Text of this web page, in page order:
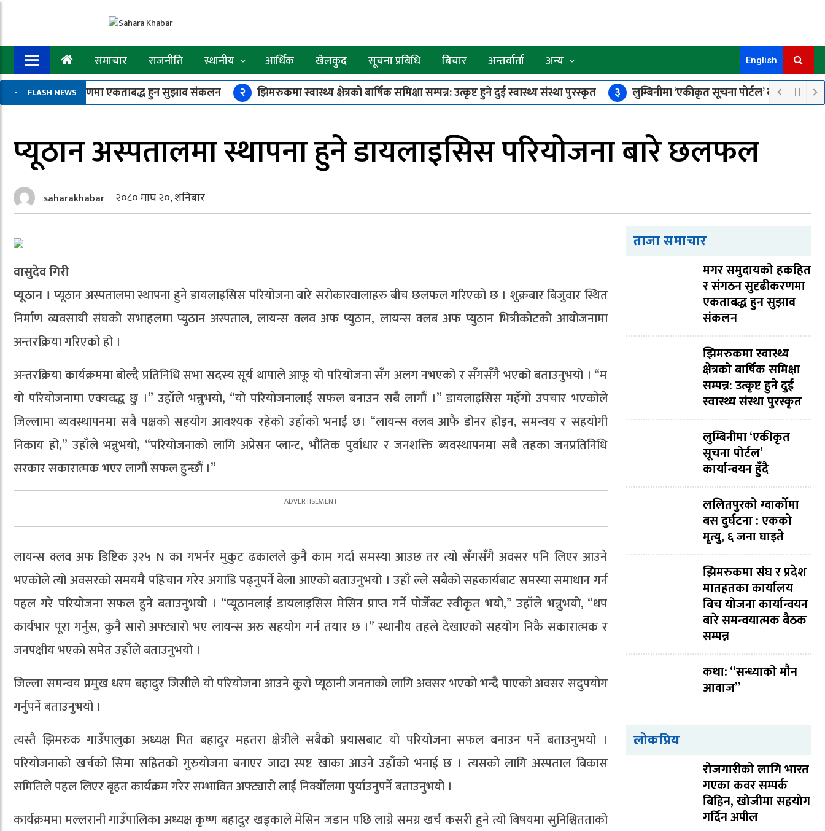
समाचार राजनीति स्थानीय आर्थिक खेलकुद सूचना प्रबिधि बिचार अन्तर्वार्ता अन्य English
FLASH NEWS
र संगठन सुदृढीकरणमा एकताबद्ध हुन सुझाव संकलन २ झिमरुकमा स्वास्थ्य क्षेत्रको बार्षिक समिक्षा सम्पन्न: उत्कृष्ट हुने दुई स्वास्थ्य संस्था पुरस्कृत ३
लुम्बिनीमा ‘एकीकृत सूचना पोर्टल’ कार्यान्वयन हुँदै
प्यूठान अस्पतालमा स्थापना हुने डायलाइसिस परियोजना बारे छलफल
saharakhabar २०८० माघ २०, शनिबार
वासुदेव गिरी
प्यूठान । प्यूठान अस्पतालमा स्थापना हुने डायलाइसिस परियोजना बारे सरोकारवालाहरु बीच छलफल गरिएको छ । शुक्रबार बिजुवार स्थित
निर्माण व्यवसायी संघको सभाहलमा प्युठान अस्पताल, लायन्स क्लव अफ प्युठान, लायन्स क्लब अफ प्युठान भित्रीकोटको आयोजनामा
अन्तरक्रिया गरिएको हो ।
अन्तरक्रिया कार्यक्रममा बोल्दै प्रतिनिधि सभा सदस्य सूर्य थापाले आफू यो परियोजना सँग अलग नभएको र सँगसँगै भएको बताउनुभयो । “म
यो परियोजनामा एक्यवद्ध छु ।” उहाँले भन्नुभयो, “यो परियोजनालाई सफल बनाउन सबै लागौं ।” डायलाइसिस महँगो उपचार भएकोले
जिल्लामा ब्यवस्थापनमा सबै पक्षको सहयोग आवश्यक रहेको उहाँको भनाई छ। “लायन्स क्लब आफै डोनर होइन, समन्वय र सहयोगी
निकाय हो,” उहाँले भन्नुभयो, “परियोजनाको लागि अप्रेसन प्लान्ट, भौतिक पुर्वाधार र जनशक्ति ब्यवस्थापनमा सबै तहका जनप्रतिनिधि
सरकार सकारात्मक भएर लागौं सफल हुन्छौं ।”
लायन्स क्लव अफ डिष्टिक ३२५ N का गभर्नर मुकुट ढकालले कुनै काम गर्दा समस्या आउछ तर त्यो सँगसँगै अवसर पनि लिएर आउने
भएकोले त्यो अवसरको समयमै पहिचान गरेर अगाडि पढ्नुपर्ने बेला आएको बताउनुभयो । उहाँ ल्ले सबैको सहकार्यबाट समस्या समाधान गर्न
पहल गरे परियोजना सफल हुने बताउनुभयो । “प्यूठानलाई डायलाइसिस मेसिन प्राप्त गर्ने पोर्जेक्ट स्वीकृत भयो,” उहाँले भन्नुभयो, “थप
कार्यभार पूरा गर्नुस, कुनै सारो अफ्ट्यारो भए लायन्स अरु सहयोग गर्न तयार छ ।” स्थानीय तहले देखाएको सहयोग निकै सकारात्मक र
जनपक्षीय भएको समेत उहाँले बताउनुभयो ।
जिल्ला समन्वय प्रमुख धरम बहादुर जिसीले यो परियोजना आउने कुरो प्यूठानी जनताको लागि अवसर भएको भन्दै पाएको अवसर सदुपयोग
गर्नुपर्ने बताउनुभयो ।
त्यस्तै झिमरुक गाउँपालुका अध्यक्ष पित बहादुर महतरा क्षेत्रीले सबैको प्रयासबाट यो परियोजना सफल बनाउन पर्ने बताउनुभयो ।
परियोजनाको खर्चको सिमा सहितको गुरुयोजना बनाएर जादा स्पष्ट खाका आउने उहाँको भनाई छ । त्यसको लागि अस्पताल बिकास
समितिले पहल लिएर बृहत कार्यक्रम गरेर सम्भावित अफ्ट्यारो लाई निर्क्योलमा पुर्याउनुपर्ने बताउनुभयो ।
कार्यक्रममा मल्लरानी गाउँपालिका अध्यक्ष कृष्ण बहादुर खड्काले मेसिन जडान पछि लाग्ने समग्र खर्च कसरी हुने त्यो बिषयमा सुनिश्चितताको
ताजा समाचार
मगर समुदायको हकहित
र संगठन सुदृढीकरणमा
एकताबद्ध हुन सुझाव
संकलन
झिमरुकमा स्वास्थ्य
क्षेत्रको बार्षिक समिक्षा
सम्पन्न: उत्कृष्ट हुने दुई
स्वास्थ्य संस्था पुरस्कृत
लुम्बिनीमा ‘एकीकृत
सूचना पोर्टल’
कार्यान्वयन हुँदै
ललितपुरको ग्वार्कोमा
बस दुर्घटना : एकको
मृत्यु, ६ जना घाइते
झिमरुकमा संघ र प्रदेश
मातहतका कार्यालय
बिच योजना कार्यान्वयन
बारे समन्वयात्मक बैठक
सम्पन्न
कथा: “सन्ध्याको मौन
आवाज”
लोकप्रिय
रोजगारीको लागि भारत
गएका कवर सम्पर्क
बिहिन, खोजीमा सहयोग
गर्दिन अपील